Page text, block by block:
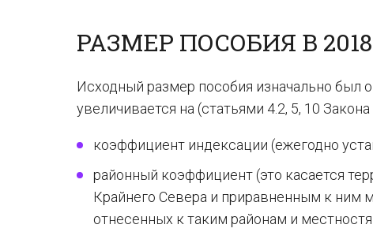
РАЗМЕР ПОСОБИЯ В
Исходный размер пособия изначально был
увеличивается на (статьями 4.2, 5, 10
коэффициент индексации (ежегодно
районный коэффициент (это касается
Крайнего Севера и приравненным к ним
отнесенных к таким районам и